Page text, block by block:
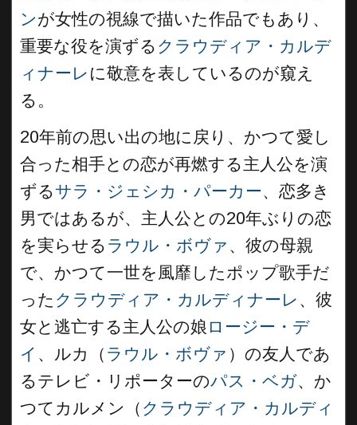
ンが女性の視線で描いた作品でもあり、
重要な役を演ずる クラウディア・カルデ
ィナーレ に敬意を表しているのが窺え
る。
20年前の思い出の地に戻り、かつて愛し
合った相手との恋が再燃する主人公を演
ずるサラ・ジェシカ・パーカー、恋多き
男ではあるが、主人公との20年ぶりの恋
を実らせる ラウル・ボヴァ 、彼の母親
で、かつて一世を風靡したポップ歌手だ
った クラウディア・カルディナーレ 、彼
女と逃亡する主人公の娘 ロージー・デ
イ 、ルカ（ ラウル・ボヴァ ）の友人であ
るテレビ・リポーターのパス・ベガ、か
つてカルメン（ クラウディア・カルディ